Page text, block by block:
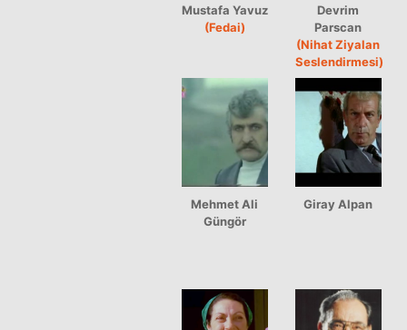
Mustafa Yavuz
(Fedai)
Devrim
Parscan
(Nihat Ziyalan
Seslendirmesi)
Mehmet Ali
Güngör
Giray Alpan